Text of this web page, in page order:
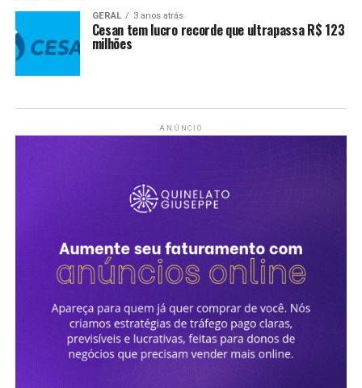
GERAL 3 anos atrás
Cesan tem lucro recorde que ultrapassa R$ 123
milhões
ANÚNCIO